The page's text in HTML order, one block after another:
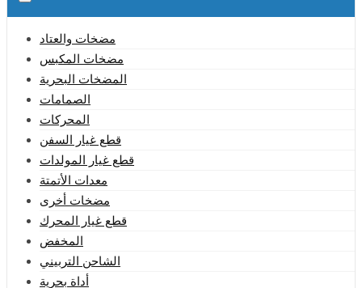
مضخات والعتاد
مضخات المكبس
المضخات البحرية
الصمامات
المحركات
قطع غيار السفن
قطع غيار المولدات
معدات الأتمتة
مضخات أخرى
قطع غيار المحرك
المخفض
الشاحن التربيني
أداة بحرية